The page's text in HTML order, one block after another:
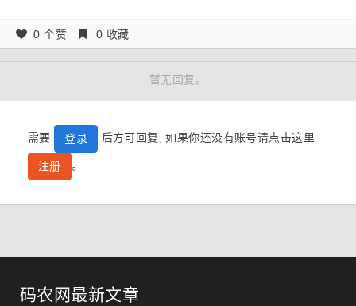
0 个赞 0 收藏
暂无回复。
需要 登录 后方可回复, 如果你还没有账号请点击这里
注册 。
码农网最新文章